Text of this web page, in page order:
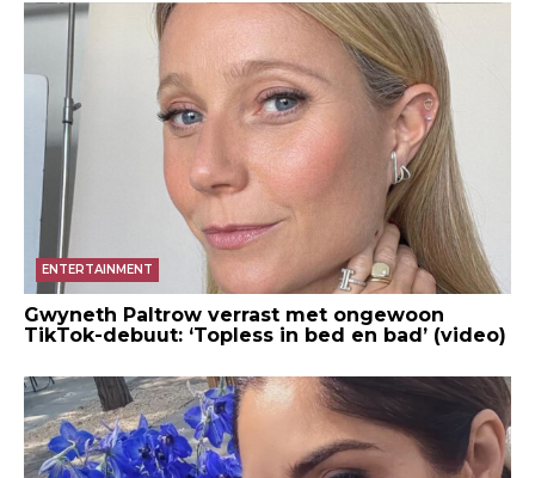
ENTERTAINMENT
Gwyneth Paltrow verrast met ongewoon
TikTok-debuut: ‘Topless in bed en bad’ (video)